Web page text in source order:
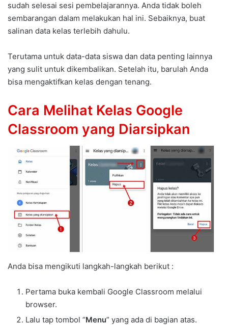
sudah selesai sesi pembelajarannya. Anda tidak boleh
sembarangan dalam melakukan hal ini. Sebaiknya, buat
salinan data kelas terlebih dahulu.
Terutama untuk data-data siswa dan data penting lainnya
yang sulit untuk dikembalikan. Setelah itu, barulah Anda
bisa mengaktifkan kelas dengan tenang.
Cara Melihat Kelas Google
Classroom yang Diarsipkan
Anda bisa mengikuti langkah-langkah berikut :
Pertama buka kembali Google Classroom melalui
browser.
Lalu tap tombol “Menu” yang ada di bagian atas.